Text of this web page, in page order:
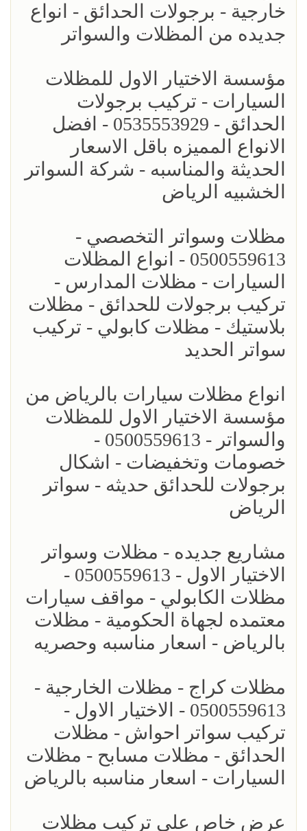
خارجية - برجولات الحدائق - انواع
جديده من المظلات والسواتر
مؤسسة الاختيار الاول للمظلات
السيارات - تركيب برجولات
الحدائق - 0535553929 - افضل
الانواع المميزه باقل الاسعار
الحديثة والمناسبه - شركة السواتر
الخشبيه الرياض
مظلات وسواتر التخصصي -
0500559613 - انواع المظلات
السيارات - مظلات المدارس -
تركيب برجولات للحدائق - مظلات
بلاستيك - مظلات كابولي - تركيب
سواتر الحديد
انواع مظلات سيارات بالرياض من
مؤسسة الاختيار الاول للمظلات
والسواتر - 0500559613 -
خصومات وتخفيضات - اشكال
برجولات للحدائق حديثه - سواتر
الرياض
مشاريع جديده - مظلات وسواتر
الاختيار الاول - 0500559613 -
مظلات الكابولي - مواقف سيارات
معتمده لجهاة الحكومية - مظلات
بالرياض - اسعار مناسبه وحصريه
مظلات كراج - مظلات الخارجية -
0500559613 - الاختيار الاول -
تركيب سواتر احواش - مظلات
الحدائق - مظلات مسابح - مظلات
السيارات - اسعار مناسبه بالرياض
عرض خاص على تركيب مظلات